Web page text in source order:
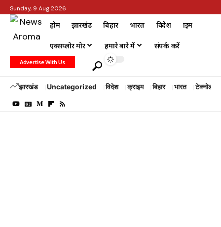
Sunday, 9 Aug 2026
होम झारखंड बिहार भारत विदेश क्राइम
एक्सप्लोर मोर हमारे बारे में संपर्क करें
Advertise With Us
झारखंड Uncategorized विदेश क्राइम बिहार भारत टेक्नोलॉजी